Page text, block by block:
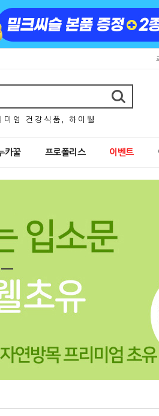
미 엄 건 강 식 품 , 하 이 웰
카꿀 프로폴리스 이벤트